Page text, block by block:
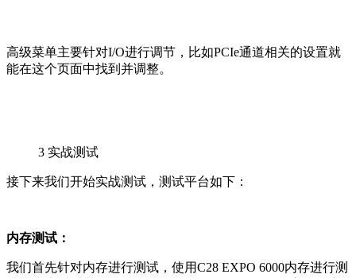
高级菜单主要针对I/O进行调节，比如PCIe通道相关的设置就
能在这个页面中找到并调整。
3 实战测试
接下来我们开始实战测试，测试平台如下：
内存测试：
我们首先针对内存进行测试，使用C28 EXPO 6000内存进行测